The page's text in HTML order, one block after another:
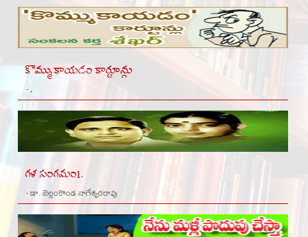
కొమ్ముకాయడం కార్టూన్లు
- ,
గళ సంగమం1.
- డా. బెల్లంకొండ నాగేశ్వరరావు